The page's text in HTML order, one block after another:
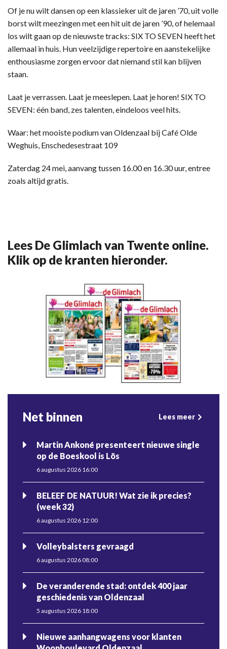
Of je nu wilt dansen op een klassieker uit de jaren ’70, uit volle
borst wilt meezingen met een hit uit de jaren ’90, of helemaal
los wilt gaan op de nieuwste tracks: SIX TO SEVEN heeft het
allemaal in huis. Hun veelzijdige repertoire en aanstekelijke
enthousiasme zorgen ervoor dat niemand stil kan blijven
staan.
Laat je verrassen. Laat je meeslepen. Laat je horen! SIX TO
SEVEN: één band, zes talenten, eindeloos veel hits.
Waar: het mooiste podium van Oldenzaal bij Café Olde
Weghuis, Enschedesestraat 109
Zaterdag 24 mei, aanvang tussen 16.00 en 16.30 uur, entree
zoals altijd gratis.
Lees De Glimlach van Twente online.
Klik op de kranten hieronder.
Net binnen Lees meer
Martin Ankoné presenteert nieuwe single
op de Boeskool is Lös
6 augustus 2026 16:00
BELEEF DE NATUUR! Wat zie ik precies?
(week 32)
6 augustus 2026 12:00
Volleybalsters gevraagd
6 augustus 2026 08:00
De veranderende stad: ontdek 400 jaar
geschiedenis van Oldenzaal
5 augustus 2026 18:00
Nieuwe aanhangwagens voor klanten